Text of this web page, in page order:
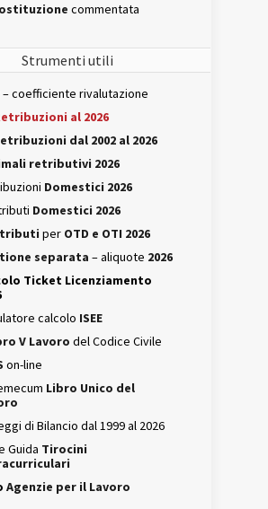
commentata
Strumenti utili
– coefficiente rivalutazione
al 2026
dal 2002 al 2026
retributivi 2026
Domestici 2026
Domestici 2026
per OTD e OTI 2026
separata – aliquote 2026
Ticket Licenziamento
calcolo ISEE
V Lavoro del Codice Civile
on-line
Libro Unico del
di Bilancio dal 1999 al 2026
Guida Tirocini
Agenzie per il Lavoro